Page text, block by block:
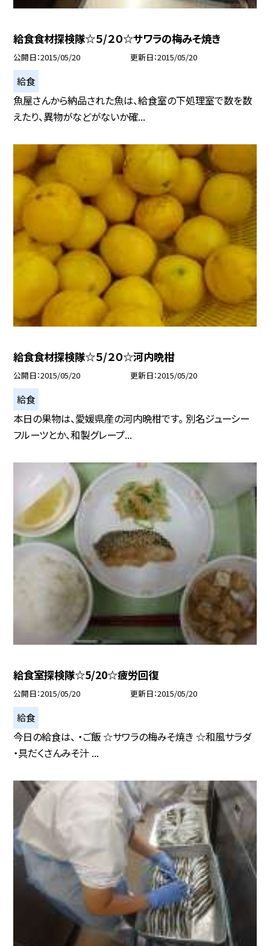
給食食材探検隊☆５/２０☆サワラの梅みそ焼き
公開日 2015/05/20 更新日 2015/05/20
給食
魚屋さんから納品された魚は、給食室の下処理室で数を数
えたり、異物がなどがないか確...
給食食材探検隊☆５/２０☆河内晩柑
公開日 2015/05/20 更新日 2015/05/20
給食
本日の果物は、愛媛県産の河内晩柑です。 別名ジューシー
フルーツとか、和製グレープ...
給食室探検隊☆5/20☆疲労回復
公開日 2015/05/20 更新日 2015/05/20
給食
今日の給食は、 ・ご飯 ☆サワラの梅みそ焼き ☆和風サラダ
・具だくさんみそ汁 ...